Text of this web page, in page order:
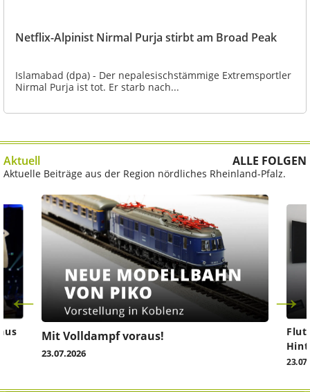
Netflix-Alpinist Nirmal Purja stirbt am Broad Peak
Islamabad (dpa) - Der nepalesischstämmige Extremsportler
Nirmal Purja ist tot. Er starb nach...
Aktuell ALLE FOLGEN
Aktuelle Beiträge aus der Region nördliches Rheinland-Pfalz.
Mit Volldampf voraus!
23.07.2026